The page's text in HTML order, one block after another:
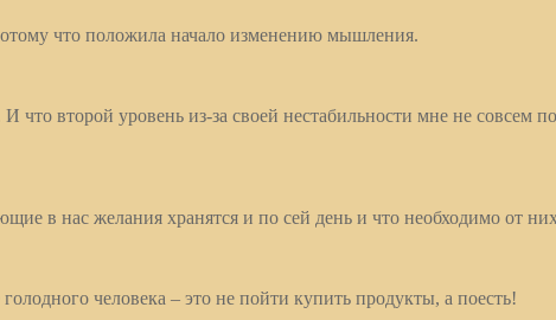
что положила начало изменению мышления.
второй уровень из-за своей нестабильности мне не совсем
в нас желания хранятся и по сей день и что необходимо от
человека – это не пойти купить продукты, а поесть!